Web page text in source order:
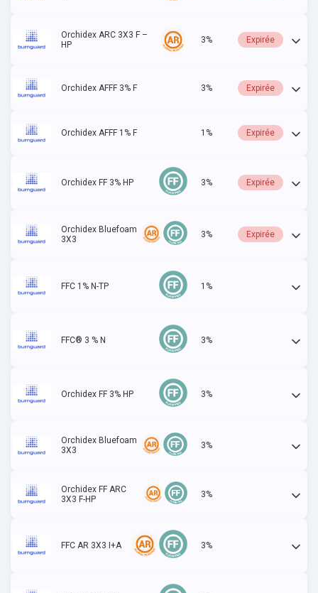
Orchidex ARC 3X3 F –
HP
3% Expirée
Orchidex AFFF 3% F 3% Expirée
Orchidex AFFF 1% F 1% Expirée
Orchidex FF 3% HP 3% Expirée
Orchidex Bluefoam
3X3
3% Expirée
FFC 1% N-TP 1%
FFC® 3 % N 3%
Orchidex FF 3% HP 3%
Orchidex Bluefoam
3X3
3%
Orchidex FF ARC
3X3 F-HP
3%
FFC AR 3X3 I+A 3%